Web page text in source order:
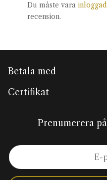
Du måste vara inloggad
recension.
Betala med
Certifikat
Prenumerera